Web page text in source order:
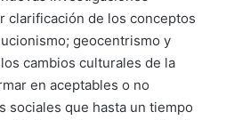
clarificación de los conceptos
geocentrismo y
cambios culturales de la
en aceptables o no
sociales que hasta un tiempo